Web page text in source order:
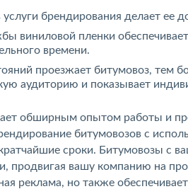
услуги брендирования делает ее
виниловой пленки
времени.
проезжает битумовоз, тем
аудиторию и показывает
обширным опытом работы и
битумовозов с
сроки. Битумовозы с
продвигая вашу компанию на
реклама, но также